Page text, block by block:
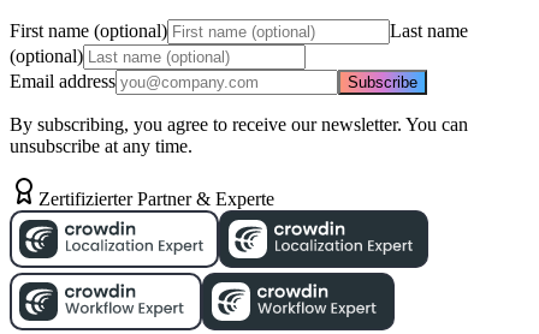
First name (optional)
Last name
(optional)
Email address
Subscribe
By subscribing, you agree to receive our newsletter. You can
unsubscribe at any time.
Zertifizierter Partner & Experte